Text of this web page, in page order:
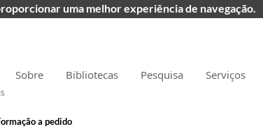
Sobre Bibliotecas Pesquisa Serviços
a pedido
uma melhor experiência de navegação.